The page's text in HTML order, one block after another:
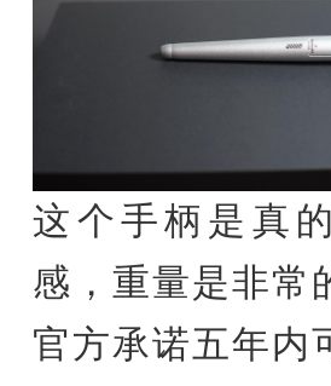
这个手柄是真
感，重量是非常
官方承诺五年内